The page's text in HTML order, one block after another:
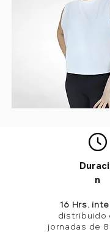
n
16 Hrs.
distribuido
jornadas de 8